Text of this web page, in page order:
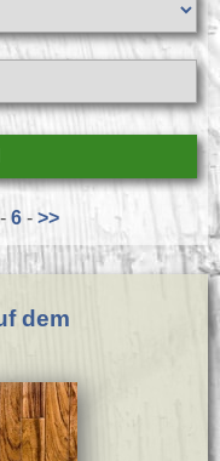
6- >>
dem